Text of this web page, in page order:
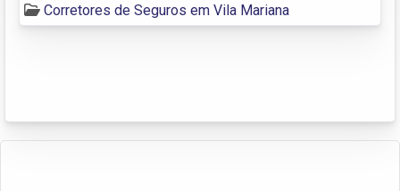
Corretores de Seguros em Vila Mariana